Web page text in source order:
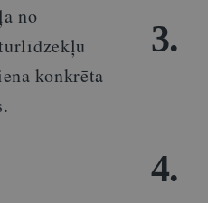
no
konkrēta
3.
4.